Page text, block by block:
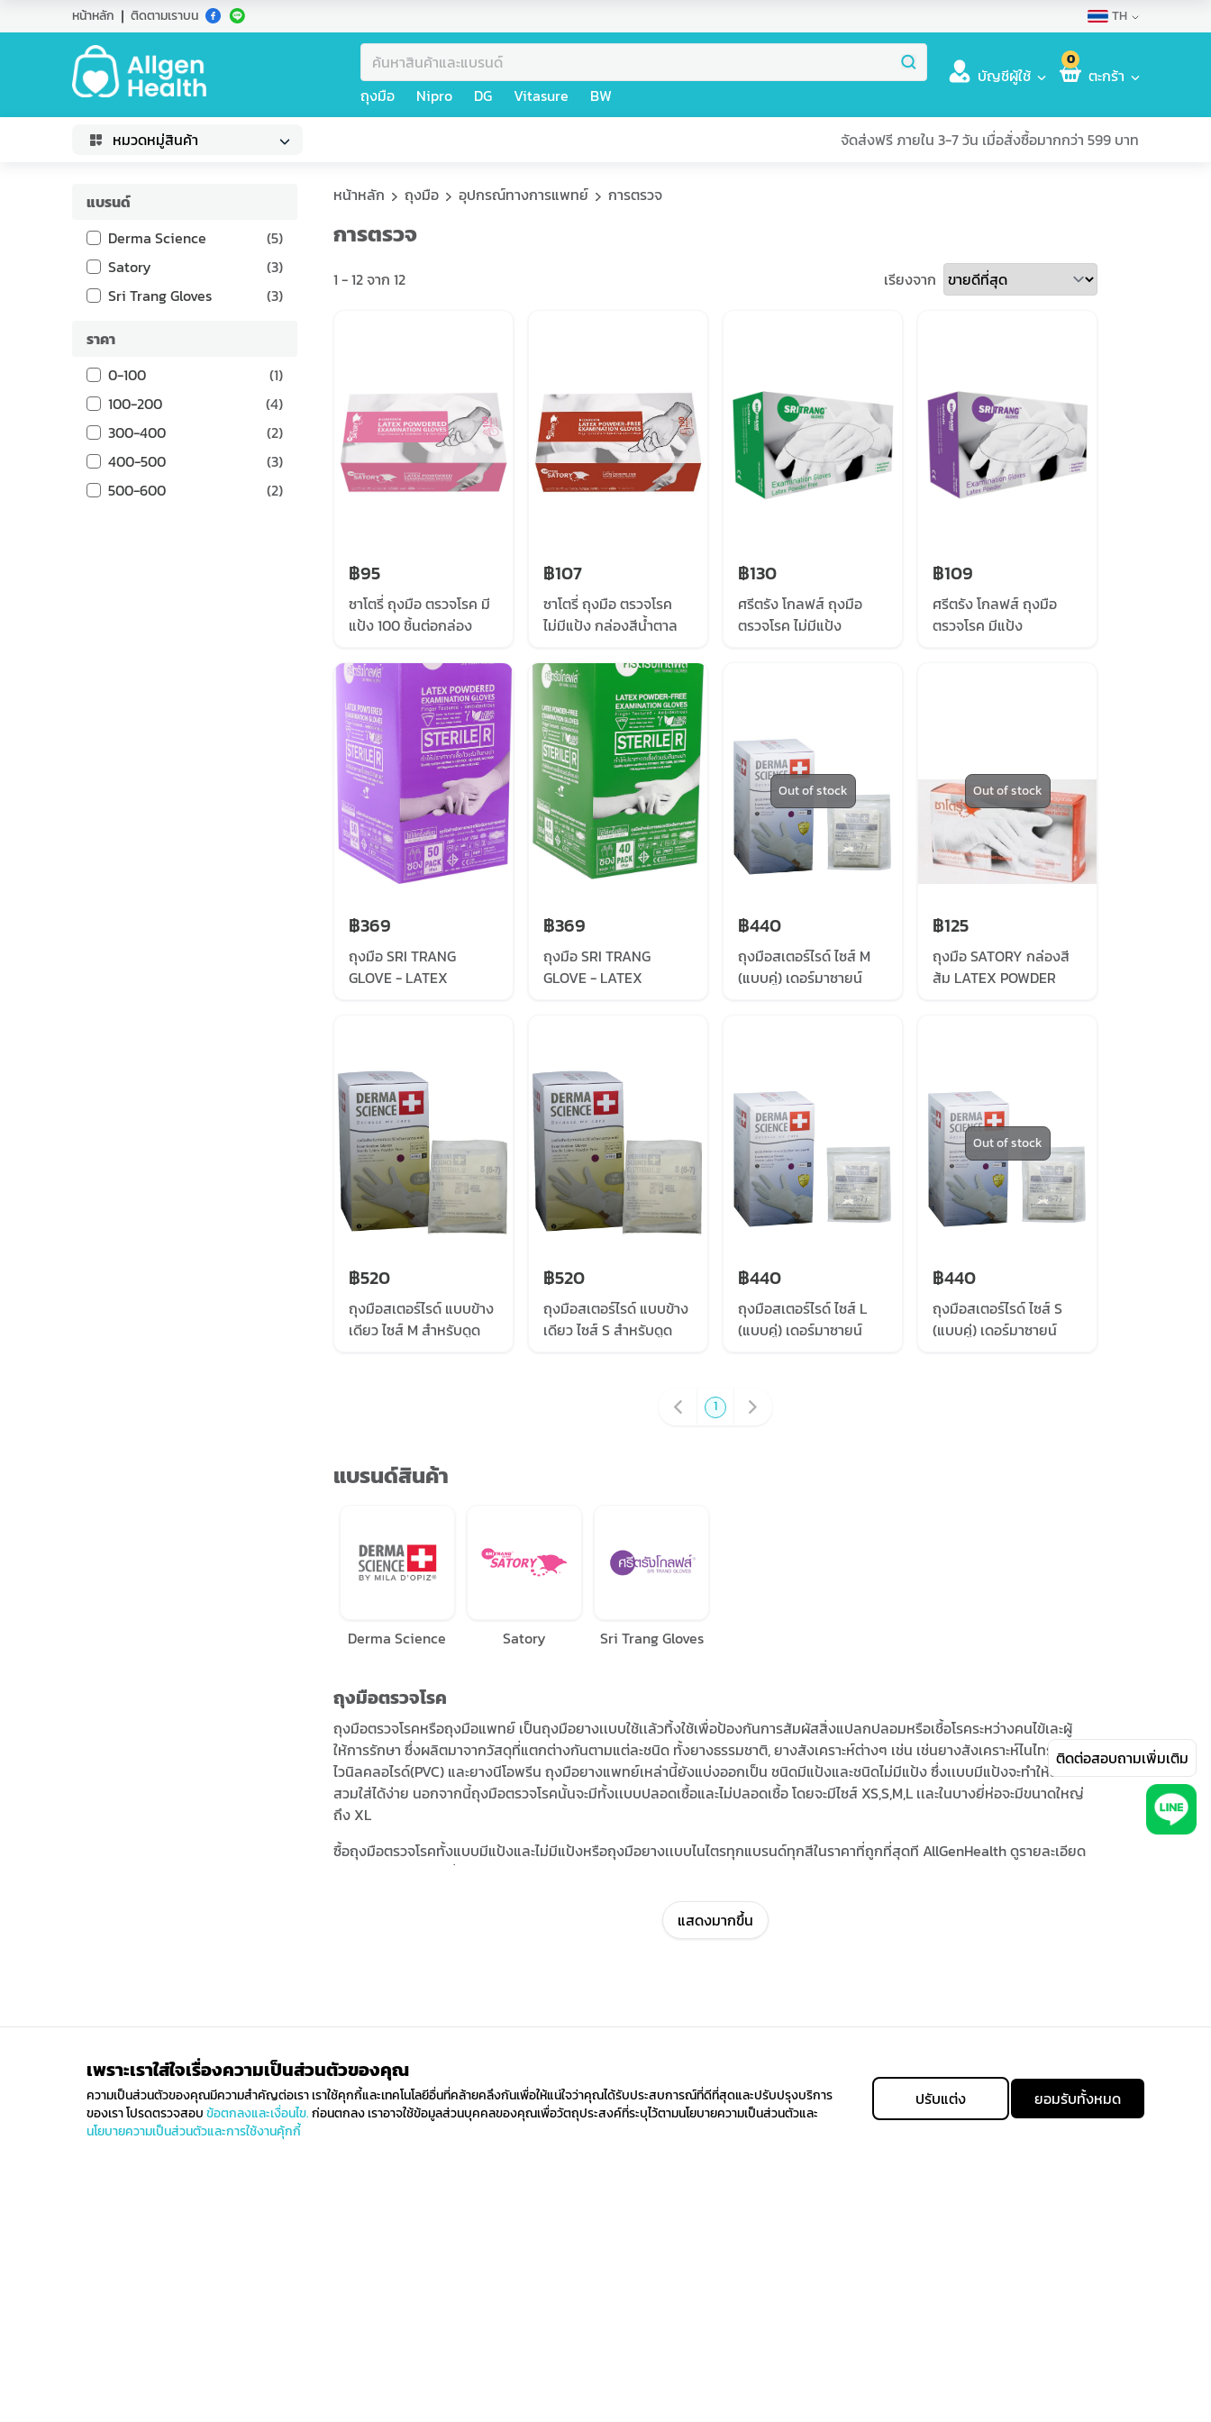
หน้าหลัก ติดตามเราบน TH
ถุงมือ Nipro DG Vitasure BW
บัญชีผู้ใช้
0
ตะกร้า
หมวดหมู่สินค้า จัดส่งฟรี ภายใน 3-7 วัน เมื่อสั่งซื้อมากกว่า 599 บาท
แบรนด์
Derma Science
(5)
Satory
(3)
Sri Trang Gloves
(3)
ราคา
0-100
(1)
100-200
(4)
300-400
(2)
400-500
(3)
500-600
(2)
หน้าหลัก ถุงมือ อุปกรณ์ทางการแพทย์ การตรวจ
การตรวจ
1 -12จาก 12 เรียงจาก
฿95
ซาโตรี่ ถุงมือ ตรวจโรค มี
แป้ง 100 ชิ้นต่อกล่อง
฿107
ซาโตรี่ ถุงมือ ตรวจโรค
ไม่มีแป้ง กล่องสีน้ำตาล
฿130
ศรีตรัง โกลฟส์ ถุงมือ
ตรวจโรค ไม่มีแป้ง
฿109
ศรีตรัง โกลฟส์ ถุงมือ
ตรวจโรค มีแป้ง
฿369
ถุงมือ SRI TRANG
GLOVE - LATEX
฿369
ถุงมือ SRI TRANG
GLOVE - LATEX
Out of stock
฿440
ถุงมือสเตอร์ไรด์ ไซส์ M
(แบบคู่) เดอร์มาซายน์
Out of stock
฿125
ถุงมือ SATORY กล่องสี
ส้ม LATEX POWDER
฿520
ถุงมือสเตอร์ไรด์ แบบข้าง
เดียว ไซส์ M สำหรับดูด
฿520
ถุงมือสเตอร์ไรด์ แบบข้าง
เดียว ไซส์ S สำหรับดูด
฿440
ถุงมือสเตอร์ไรด์ ไซส์ L
(แบบคู่) เดอร์มาซายน์
Out of stock
฿440
ถุงมือสเตอร์ไรด์ ไซส์ S
(แบบคู่) เดอร์มาซายน์
1
แบรนด์สินค้า
Derma Science Satory Sri Trang Gloves
ถุงมือตรวจโรค
ถุงมือตรวจโรคหรือถุงมือแพทย์ เป็นถุงมือยางเเบบใช้เเล้วทิ้งใช้เพื่อป้องกันการสัมผัสสิ่งแปลกปลอมหรือเชื้อโรคระหว่างคนไข้เละผู้
ให้การรักษา ซึ่งผลิตมาจากวัสดุที่แตกต่างกันตามแต่ละชนิด ทั้งยางธรรมชาติ, ยางสังเคราะห์ต่างๆ เช่น เช่นยางสังเคราะห์ไนไทรล์, พอลิ
ไวนิลคลอไรด์(PVC) และยางนีโอพรีน ถุงมือยางแพทย์เหล่านี้ยังแบ่งออกเป็น ชนิดมีแป้งและชนิดไม่มีแป้ง ซึ่งเเบบมีแป้งจะทำให้ลื่นและ
สวมใส่ได้ง่าย นอกจากนี้ถุงมือตรวจโรคนั้นจะมีทั้งเเบบปลอดเชื้อและไม่ปลอดเชื้อ โดยจะมีไซส์ XS,S,M,L เเละในบางยี่ห่อจะมีขนาดใหญ่
ถึง XL
ซื้อถุงมือตรวจโรคทั้งแบบมีแป้งและไม่มีแป้งหรือถุงมือยางเเบบไนไตรทุกแบรนด์ทุกสีในราคาที่ถูกที่สุดที AllGenHealth ดูรายละเอียด
ถุงมือยางและราคาเพิ่มเติมด้านบน
แสดงมากขึ้น
เพราะเราใส่ใจเรื่องความเป็นส่วนตัวของคุณ
ความเป็นส่วนตัวของคุณมีความสำคัญต่อเรา เราใช้คุกกี้และเทคโนโลยีอื่นที่คล้ายคลึงกันเพื่อให้แน่ใจว่าคุณได้รับประสบการณ์ที่ดีที่สุดและปรับปรุงบริการ
ของเรา โปรดตรวจสอบข้อตกลงและเงื่อนไข.ก่อนตกลง เราอาจใช้ข้อมูลส่วนบุคคลของคุณเพื่อวัตถุประสงค์ที่ระบุไว้ตามนโยบายความเป็นส่วนตัวและ
นโยบายความเป็นส่วนตัวและการใช้งานคุ้กกี้
ปรับแต่ง ยอมรับทั้งหมด
ติดต่อสอบถามเพิ่มเติม